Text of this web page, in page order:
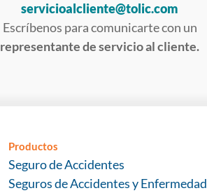
servicioalcliente@tolic.com
Escríbenos para comunicarte con un
representante de servicio al cliente.
Productos
Seguro de Accidentes
Seguros de Accidentes y Enfermedad